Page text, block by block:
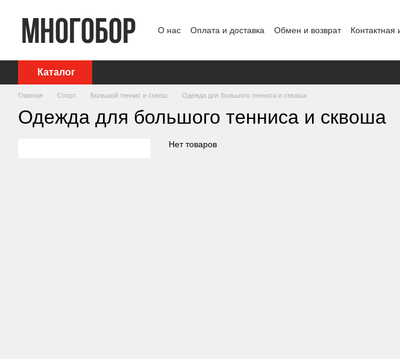
О нас Оплата и доставка Обмен и возврат
Каталог
Главная Спорт Большой теннис и сквош Одежда для большого тенниса и сквоша
Одежда для большого тенниса и сквоша
Нет товаров